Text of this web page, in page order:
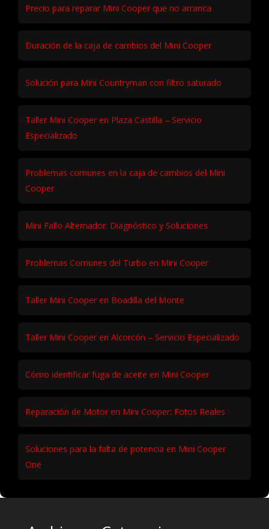
Precio para reparar Mini Cooper que no arranca
Duración de la caja de cambios del Mini Cooper
Solución para Mini Countryman con filtro saturado
Taller Mini Cooper en Plaza Castilla – Servicio
Especializado
Problemas comunes en la caja de cambios del Mini
Cooper
Mini Fallo Alternador: Diagnóstico y Soluciones
Problemas Comunes del Turbo en Mini Cooper
Taller Mini Cooper en Boadilla del Monte
Taller Mini Cooper en Alcorcón – Servicio Especializado
Cómo identificar fuga de aceite en Mini Cooper
Reparación de Motor en Mini Cooper: Fotos Reales
Soluciones para la falta de potencia en Mini Cooper
One